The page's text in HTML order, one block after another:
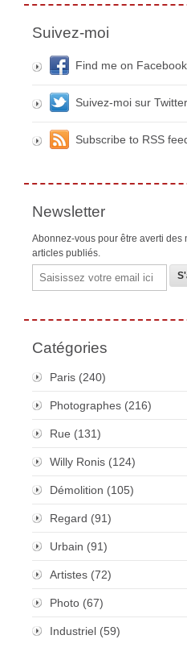
Suivez-moi
Find me on Facebook
Suivez-moi sur Twitter
Subscribe to RSS
Newsletter
Abonnez-vous pour être averti des
articles publiés.
Email
Catégories
Paris (240)
Photographes (216)
Rue (131)
Willy Ronis (124)
Démolition (105)
Regard (91)
Urbain (91)
Artistes (72)
Photo (67)
Industriel (59)